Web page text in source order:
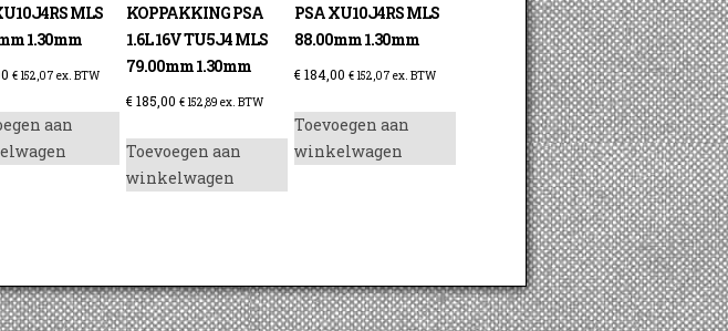
MLS
1.30mm
€ 152,07 ex. BTW
aan
KOPPAKKING PSA
1.6L 16V TU5J4 MLS
79.00mm 1.30mm
€185,00 €152,89 ex. BTW
Toevoegen aan
winkelwagen
PSA XU10J4RS MLS
88.00mm 1.30mm
€184,00 €152,07 ex. BTW
Toevoegen aan
winkelwagen